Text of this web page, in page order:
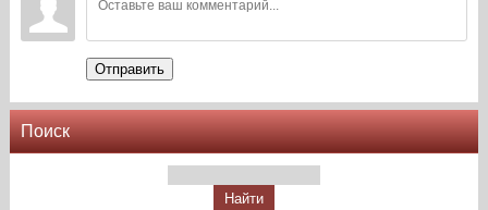
Отправить
Поиск